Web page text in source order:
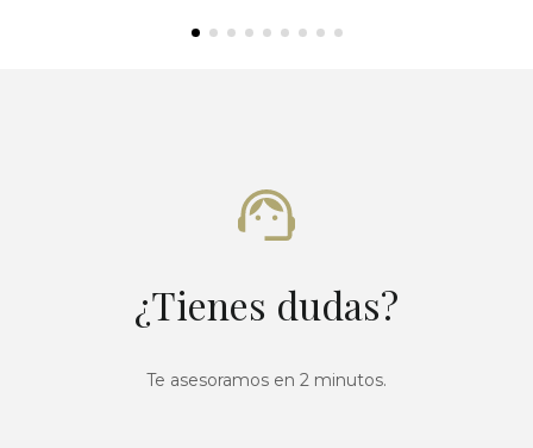
¿Tienes dudas?
Te asesoramos en 2 minutos.